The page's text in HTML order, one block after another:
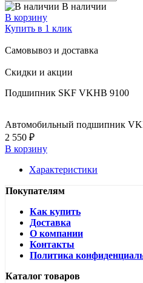
В наличии
В корзину
Купить в 1 клик
Самовывоз и доставка
Скидки и акции
Подшипник SKF VKHB 9100
Автомобильный подшипник
2 550 ₽
В корзину
Характеристики
Покупателям
Как купить
Доставка
О компании
Контакты
Политика
Каталог товаров